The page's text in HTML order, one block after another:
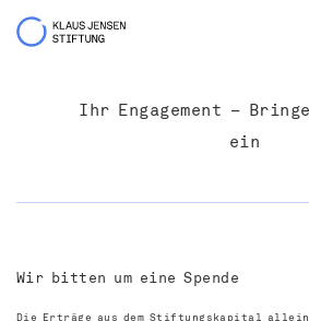
Ihr Engagement –
ein
Wir bitten um eine Spende
Die Erträge aus dem Stiftungskapital